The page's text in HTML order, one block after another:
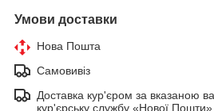
Умови доставки
Нова Пошта
Самовивіз
Доставка кур'єром за вказаною
кур'єрську службу «Нової Пошти»